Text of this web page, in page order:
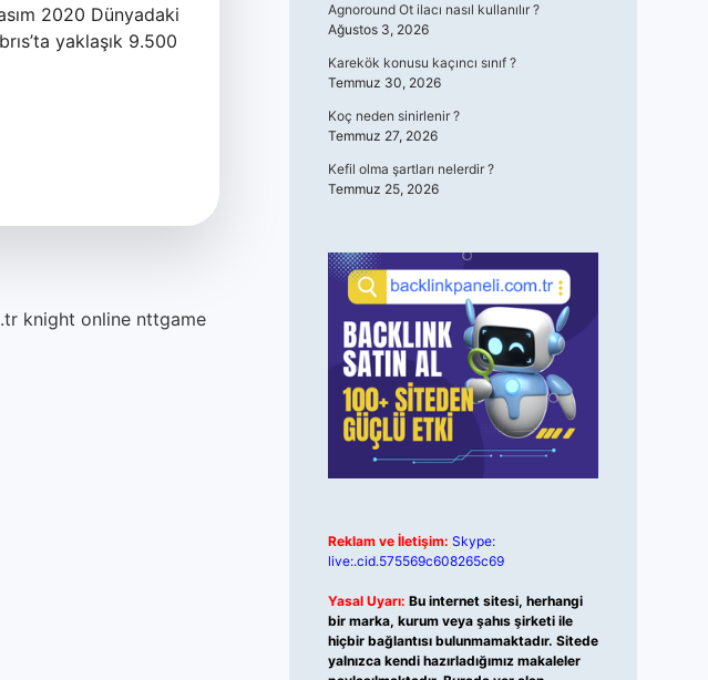
2020 Dünyadaki
yaklaşık 9.500
knight online nttgame
Agnoround Ot ilacı nasıl kullanılır ?
Ağustos 3, 2026
Karekök konusu kaçıncı sınıf ?
Temmuz 30, 2026
Koç neden sinirlenir ?
Temmuz 27, 2026
Kefil olma şartları nelerdir ?
Temmuz 25, 2026
Reklam ve İletişim: Skype:
live:.cid.575569c608265c69
Yasal Uyarı: Bu internet sitesi, herhangi
bir marka, kurum veya şahıs şirketi ile
hiçbir bağlantısı bulunmamaktadır. Sitede
yalnızca kendi hazırladığımız makaleler